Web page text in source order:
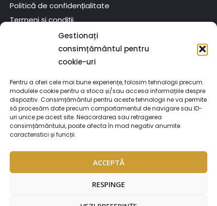
Gestionați
consimțământul pentru
cookie-uri
Pentru a oferi cele mai bune experiențe, folosim tehnologii precum
modulele cookie pentru a stoca și/sau accesa informațiile despre
dispozitiv. Consimțământul pentru aceste tehnologii ne va permite
să procesăm date precum comportamentul de navigare sau ID-
uri unice pe acest site. Neacordarea sau retragerea
consimțământului, poate afecta în mod negativ anumite
caracteristici și funcții.
ACCEPTĂ
RESPINGE
Politică de confidențialitate
Termeni și condiții
Politică Cookies
CONTACT
Strada Victoriei 71, Suceava 727528
0759 096 096